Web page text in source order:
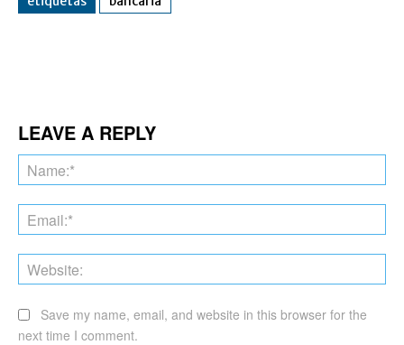
LEAVE A REPLY
Save my name, email, and website in this browser for the
next time I comment.